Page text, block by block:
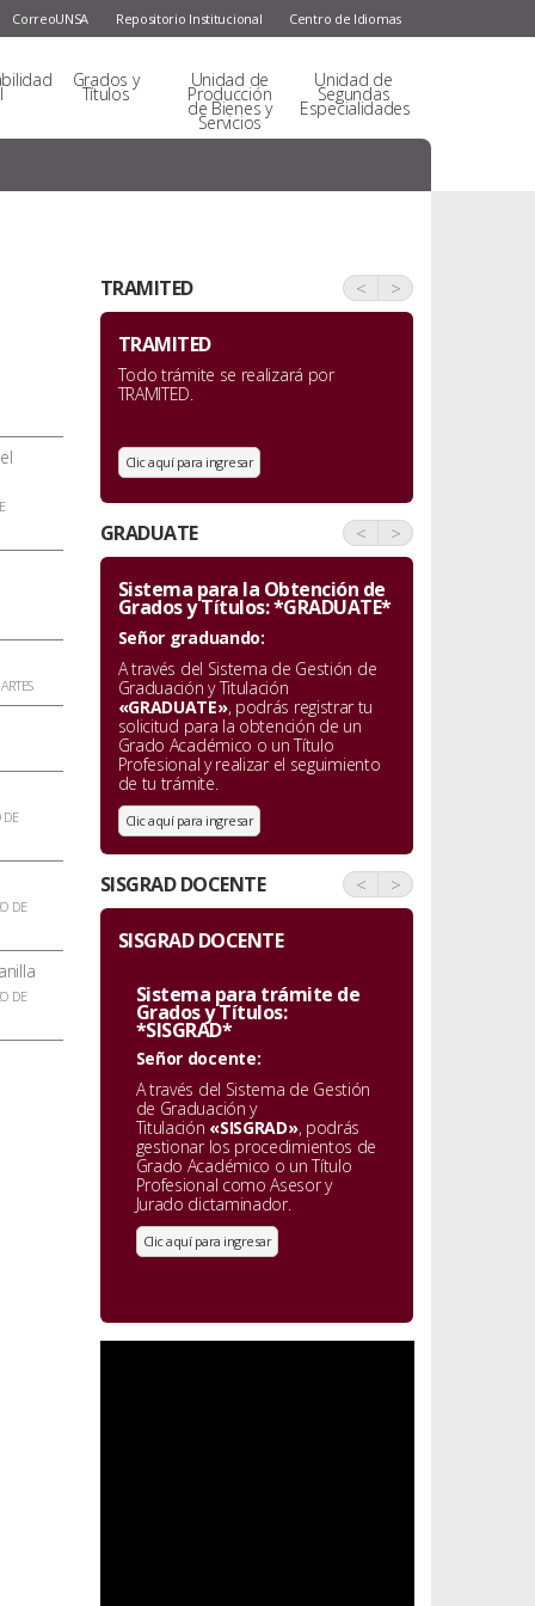
CorreoUNSA Repositorio Institucional Centro de Idiomas
Grados y
Títulos
Unidad de
Producción
de Bienes y
Servicios
Unidad de
Segundas
Especialidades
DE
DE
DE
TRAMITED < >
TRAMITED
Todo trámite se realizará por
TRAMITED.
Clic aquí para ingresar
GRADUATE < >
Sistema para la Obtención de
Grados y Títulos: *GRADUATE*
Señor graduando:
A través del Sistema de Gestión de
Graduación y Titulación
«GRADUATE», podrás registrar tu
solicitud para la obtención de un
Grado Académico o un Título
Profesional y realizar el seguimiento
de tu trámite.
Clic aquí para ingresar
SISGRAD DOCENTE < >
SISGRAD DOCENTE
Sistema para trámite de
Grados y Títulos:
*SISGRAD*
Señor docente:
A través del Sistema de Gestión
de Graduación y
Titulación «SISGRAD», podrás
gestionar los procedimientos de
Grado Académico o un Título
Profesional como Asesor y
Jurado dictaminador.
Clic aquí para ingresar